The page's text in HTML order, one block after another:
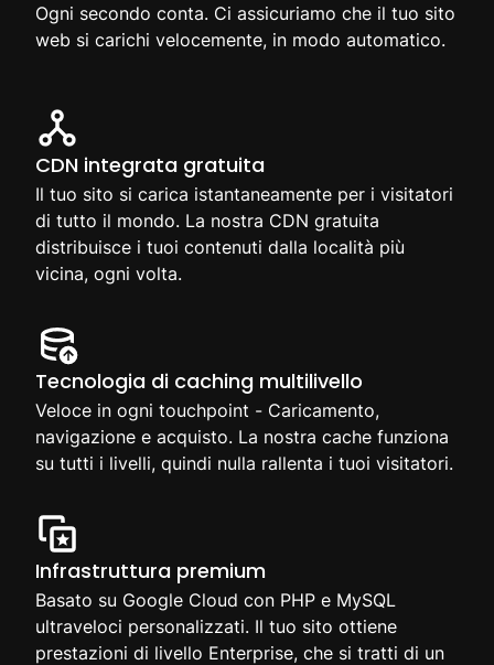
Ogni secondo conta. Ci assicuriamo che il tuo sito
web si carichi velocemente, in modo automatico.
CDN integrata gratuita
Il tuo sito si carica istantaneamente per i visitatori
di tutto il mondo. La nostra CDN gratuita
distribuisce i tuoi contenuti dalla località più
vicina, ogni volta.
Tecnologia di caching multilivello
Veloce in ogni touchpoint - Caricamento,
navigazione e acquisto. La nostra cache funziona
su tutti i livelli, quindi nulla rallenta i tuoi visitatori.
Infrastruttura premium
Basato su Google Cloud con PHP e MySQL
ultraveloci personalizzati. Il tuo sito ottiene
prestazioni di livello Enterprise, che si tratti di un